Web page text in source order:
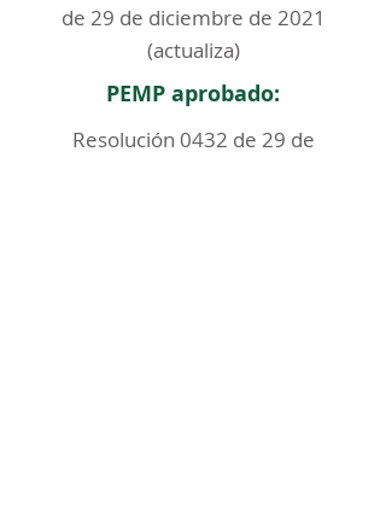
de 29 de diciembre de 2021
(actualiza)
PEMP aprobado:
Resolución 0432 de 29 de